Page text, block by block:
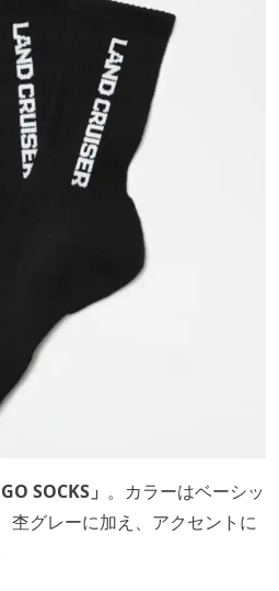
SOCKS」 。カラーはベーシッ
杢グレーに加え、アクセントに